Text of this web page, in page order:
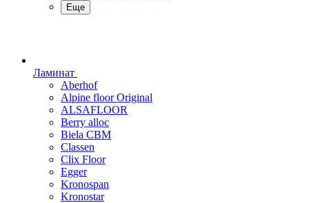
Еще
Ламинат
Aberhof
Alpine floor Original
ALSAFLOOR
Berry alloc
Biela CBM
Classen
Clix Floor
Egger
Kronospan
Kronostar